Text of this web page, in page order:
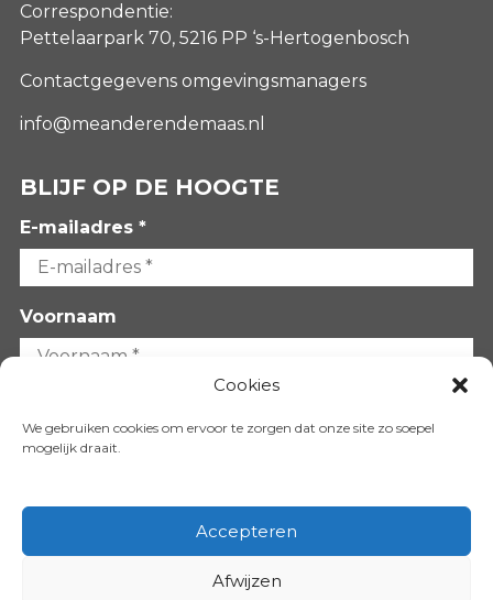
Cookies
We gebruiken cookies om ervoor te zorgen dat onze site zo soepel
mogelijk draait.
Accepteren
Afwijzen
Correspondentie:
Pettelaarpark 70, 5216 PP ‘s-Hertogenbosch
Contactgegevens omgevingsmanagers
info@meanderendemaas.nl
BLIJF OP DE HOOGTE
E-mailadres *
Voornaam
VOLG ONS OP: